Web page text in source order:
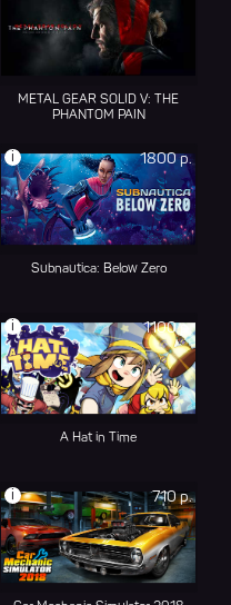
METAL GEAR SOLID V: THE
PHANTOM PAIN
1800 р.
i
Subnautica: Below Zero
1100 р.
i
A Hat in Time
710 р.
i